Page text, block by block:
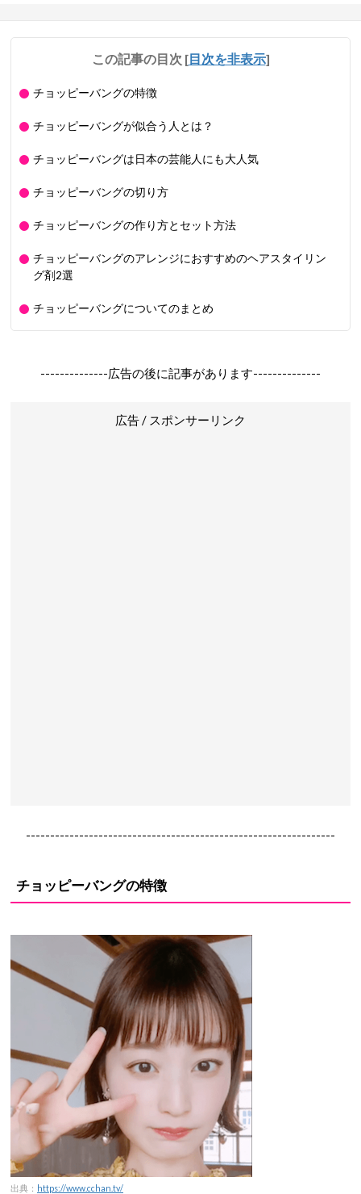
この記事の目次 [目次を非表示]
チョッピーバングの特徴
チョッピーバングが似合う人とは？
チョッピーバングは日本の芸能人にも大人気
チョッピーバングの切り方
チョッピーバングの作り方とセット方法
チョッピーバングのアレンジにおすすめのヘアスタイリン
グ剤2選
チョッピーバングについてのまとめ
--------------広告の後に記事があります--------------
広告 / スポンサーリンク
----------------------------------------------------------------
チョッピーバングの特徴
出典： https://www.cchan.tv/